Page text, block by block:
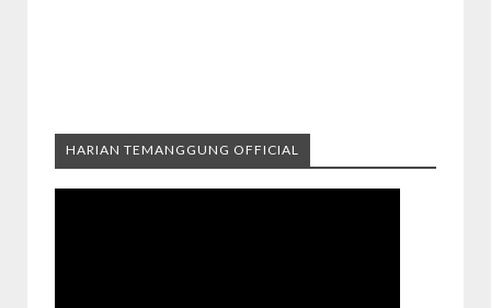
HARIAN TEMANGGUNG OFFICIAL